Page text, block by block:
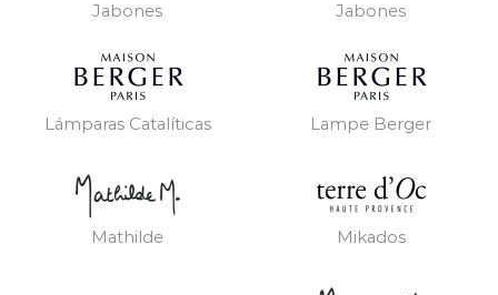
Jabones Jabones
Lámparas Catalíticas Lampe Berger
Mathilde Mikados